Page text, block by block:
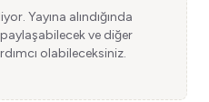
Yayına alındığında
ve diğer
olabileceksiniz.